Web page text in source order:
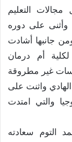
التعليم
وأثنى على دوره
جانبها أشادت
لكلية أم درمان
غير مطروقة
واثنت على
والتي امتدت
التوم سعادته